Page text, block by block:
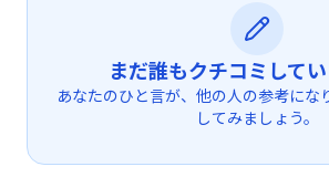
まだ誰もクチコミしてい
あなたのひと言が、他の人の参考にな
してみましょう。